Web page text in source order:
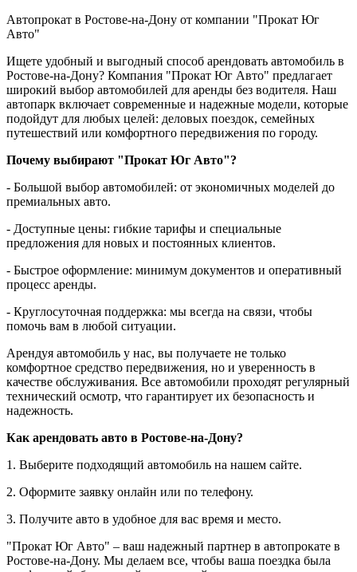
Автопрокат в Ростове-на-Дону от компании "Прокат Юг
Авто"
Ищете удобный и выгодный способ арендовать автомобиль в
Ростове-на-Дону? Компания "Прокат Юг Авто" предлагает
широкий выбор автомобилей для аренды без водителя. Наш
автопарк включает современные и надежные модели, которые
подойдут для любых целей: деловых поездок, семейных
путешествий или комфортного передвижения по городу.
Почему выбирают "Прокат Юг Авто"?
- Большой выбор автомобилей: от экономичных моделей до
премиальных авто.
- Доступные цены: гибкие тарифы и специальные
предложения для новых и постоянных клиентов.
- Быстрое оформление: минимум документов и оперативный
процесс аренды.
- Круглосуточная поддержка: мы всегда на связи, чтобы
помочь вам в любой ситуации.
Арендуя автомобиль у нас, вы получаете не только
комфортное средство передвижения, но и уверенность в
качестве обслуживания. Все автомобили проходят регулярный
технический осмотр, что гарантирует их безопасность и
надежность.
Как арендовать авто в Ростове-на-Дону?
1. Выберите подходящий автомобиль на нашем сайте.
2. Оформите заявку онлайн или по телефону.
3. Получите авто в удобное для вас время и место.
"Прокат Юг Авто" – ваш надежный партнер в автопрокате в
Ростове-на-Дону. Мы делаем все, чтобы ваша поездка была